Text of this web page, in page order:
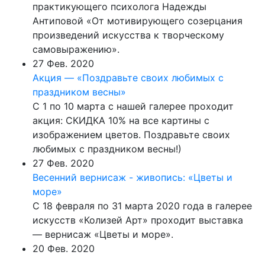
практикующего психолога Надежды
Антиповой «От мотивирующего созерцания
произведений искусства к творческому
самовыражению».
27 Фев. 2020
Акция — «Поздравьте своих любимых с
праздником весны»
С 1 по 10 марта с нашей галерее проходит
акция: СКИДКА 10% на все картины с
изображением цветов. Поздравьте своих
любимых с праздником весны!)
27 Фев. 2020
Весенний вернисаж - живопись: «Цветы и
море»
С 18 февраля по 31 марта 2020 года в галерее
искусств «Колизей Арт» проходит выставка
— вернисаж «Цветы и море».
20 Фев. 2020